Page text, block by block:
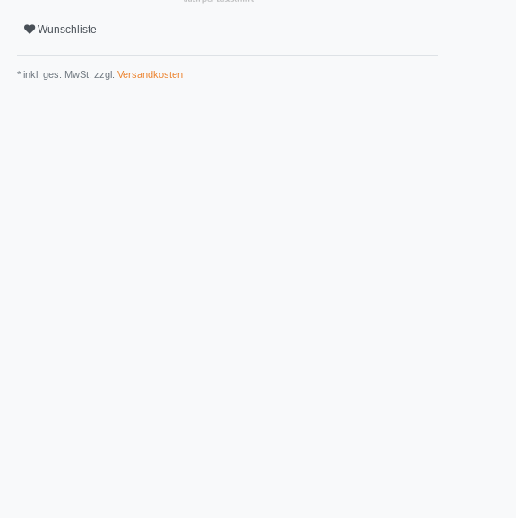
Wunschliste
* inkl. ges. MwSt. zzgl. Versandkosten